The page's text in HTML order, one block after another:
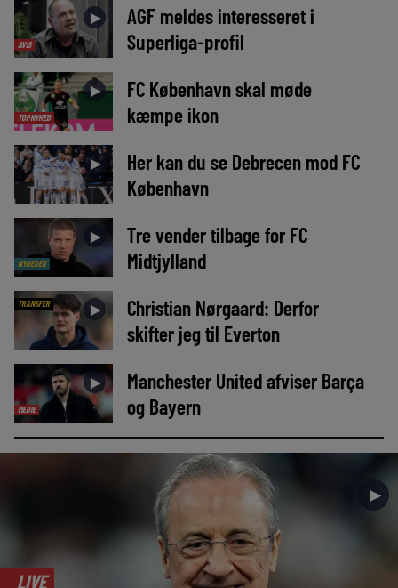
AVIS
►
AGF meldes interesseret i
Superliga-profil
TOPNYHED
►
FC København skal møde
kæmpe ikon
►
Her kan du se Debrecen mod FC
København
NYHEDER
►
Tre vender tilbage for FC
Midtjylland
TRANSFER ►
Christian Nørgaard: Derfor
skifter jeg til Everton
MEDIE
►
Manchester United afviser Barça
og Bayern
►
LIVE